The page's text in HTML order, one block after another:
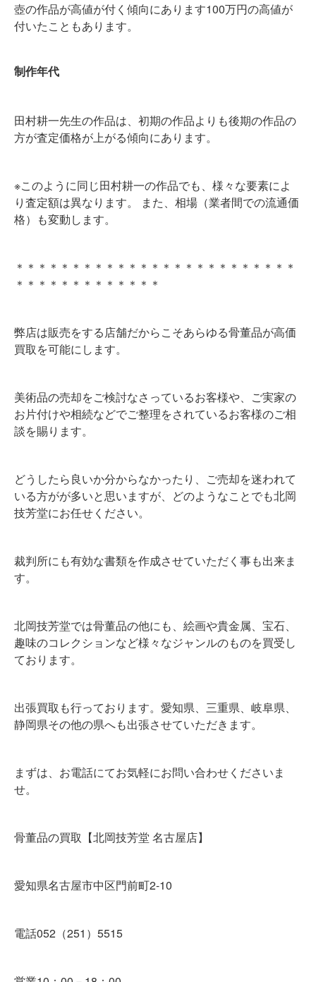
壺の作品が高値が付く傾向にあります100万円の高値が
付いたこともあります。
制作年代
田村耕一先生の作品は、初期の作品よりも後期の作品の
方が査定価格が上がる傾向にあります。
※このように同じ田村耕一の作品でも、様々な要素によ
り査定額は異なります。 また、相場（業者間での流通価
格）も変動します。
＊＊＊＊＊＊＊＊＊＊＊＊＊＊＊＊＊＊＊＊＊＊＊＊＊
＊＊＊＊＊＊＊＊＊＊＊＊＊
弊店は販売をする店舗だからこそあらゆる骨董品が高価
買取を可能にします。
美術品の売却をご検討なさっているお客様や、ご実家の
お片付けや相続などでご整理をされているお客様のご相
談を賜ります。
どうしたら良いか分からなかったり、ご売却を迷われて
いる方がが多いと思いますが、どのようなことでも北岡
技芳堂にお任せください。
裁判所にも有効な書類を作成させていただく事も出来ま
す。
北岡技芳堂では骨董品の他にも、絵画や貴金属、宝石、
趣味のコレクションなど様々なジャンルのものを買受し
ております。
出張買取も行っております。愛知県、三重県、岐阜県、
静岡県その他の県へも出張させていただきます。
まずは、お電話にてお気軽にお問い合わせくださいま
せ。
骨董品の買取【北岡技芳堂 名古屋店】
愛知県名古屋市中区門前町2-10
電話052（251）5515